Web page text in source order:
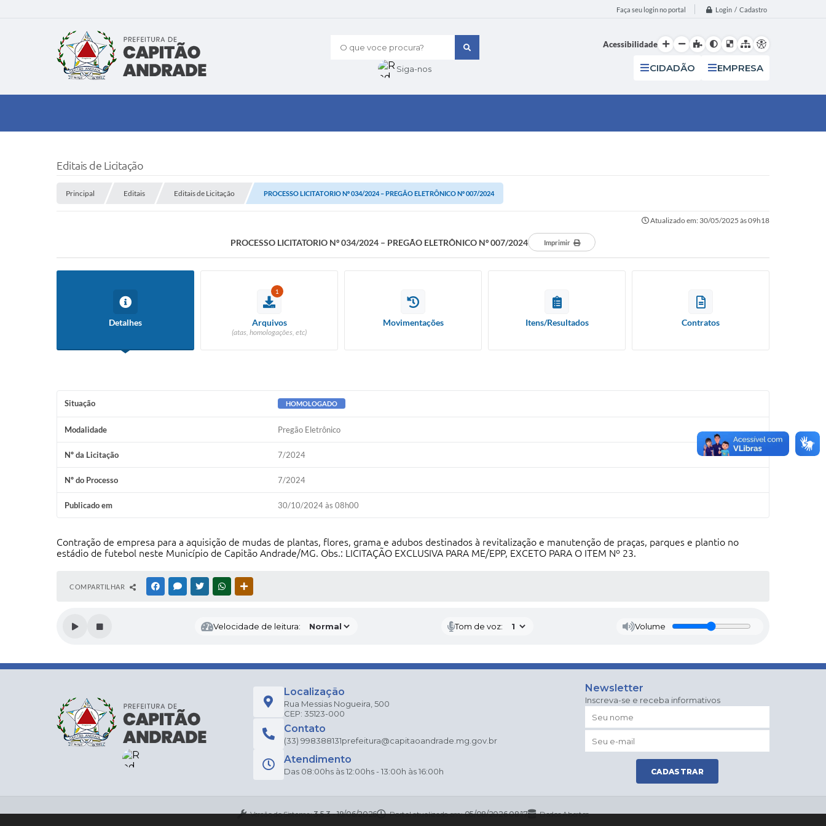
Faça seu login no portal Login / Cadastro
O que voce procura?
Siga-nos
Acessibilidade
CIDADÃO EMPRESA
Editais de Licitação
Principal Editais Editais de Licitação PROCESSO LICITATORIO Nº 034/2024 – PREGÃO ELETRÔNICO Nº 007/2024
Atualizado em: 30/05/2025 às 09h18
PROCESSO LICITATORIO Nº 034/2024 – PREGÃO ELETRÔNICO Nº 007/2024 Imprimir
Detalhes
1
Arquivos
(atas, homologações, etc)
Movimentações Itens/Resultados Contratos
Situação HOMOLOGADO
Modalidade Pregão Eletrônico
Nº da Licitação 7/2024
Nº do Processo 7/2024
Publicado em 30/10/2024 às 08h00
Contração de empresa para a aquisição de mudas de plantas, flores, grama e adubos destinados à revitalização e manutenção de praças, parques e plantio no
estádio de futebol neste Município de Capitão Andrade/MG. Obs.: LICITAÇÃO EXCLUSIVA PARA ME/EPP, EXCETO PARA O ITEM Nº 23.
COMPARTILHAR FACEBOOKMESSENGER
TWITTERWHATSAPP
Velocidade de leitura: Tom de voz: Volume
Localização
Rua Messias Nogueira, 500
CEP: 35123-000
Contato
(33) 998388131prefeitura@capitaoandrade.mg.gov.br
Atendimento
Das 08:00hs às 12:00hs - 13:00h às 16:00h
Newsletter
Inscreva-se e receba informativos
CADASTRAR
Versão do Sistema:3.5.3 - 19/06/2026 Portal atualizado em:05/08/2026 08:17 Dados Abertos